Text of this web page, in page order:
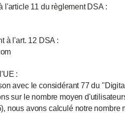
l'article 11 du règlement DSA :
à l'art. 12 DSA :
:
avec le considérant 77 du
sur le nombre moyen
nous avons calculé notre